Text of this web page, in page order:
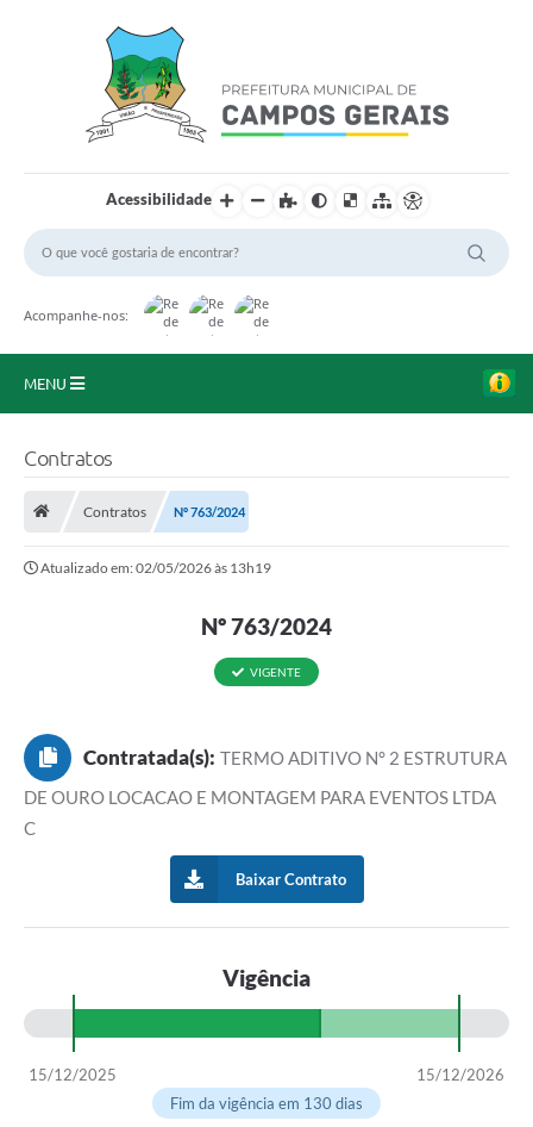
Acessibilidade
Acompanhe-nos:
MENU
Portal da Transparência
Contratos
Contratos Nº 763/2024
Atualizado em: 02/05/2026 às 13h19
Nº 763/2024
VIGENTE
Contratada(s): TERMO ADITIVO N° 2 ESTRUTURA
DE OURO LOCACAO E MONTAGEM PARA EVENTOS LTDA
C
Baixar Contrato
Vigência
15/12/2025
15/12/2026
Fim da vigência em 130 dias